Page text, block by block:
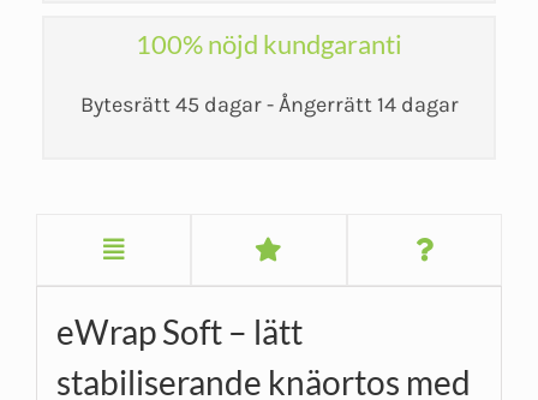
100% nöjd kundgaranti
Bytesrätt 45 dagar - Ångerrätt 14 dagar
eWrap Soft – lätt
stabiliserande knäortos med